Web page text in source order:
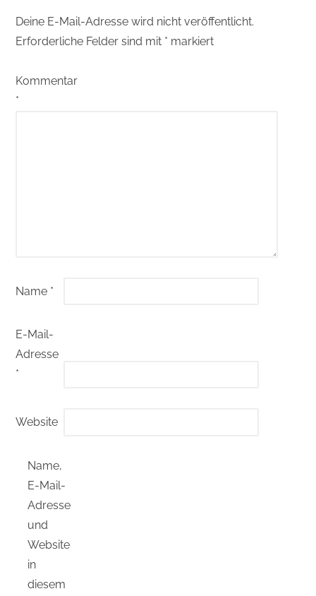
Deine E-Mail-Adresse wird nicht veröffentlicht.
Erforderliche Felder sind mit * markiert
Kommentar
*
Name *
E-Mail-
Adresse
*
Website
Name,
E-Mail-
Adresse
und
Website
in
diesem